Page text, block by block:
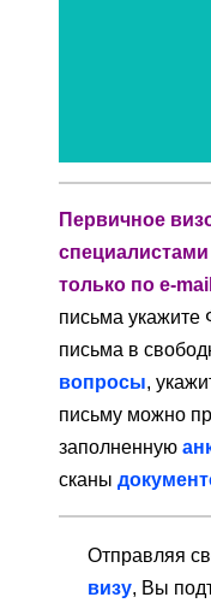
Первичное
только по e-
письма укажите
письма в
вопросы,
письму можно
заполненную
сканы
Отправляя
визу, Вы